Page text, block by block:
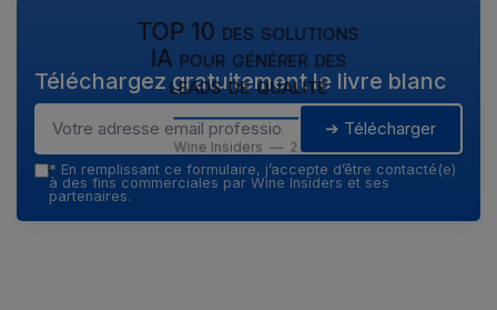
TOP 10 des solutions
IA pour générer des
leads de qualité
Wine Insiders — 2026
Téléchargez gratuitement le livre blanc
➔ Télécharger
* En remplissant ce formulaire, j’accepte d’être contacté(e)
à des fins commerciales par Wine Insiders et ses
partenaires.